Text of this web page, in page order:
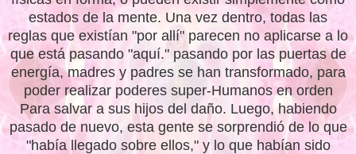
estados de la mente. Una vez dentro, todas las
reglas que existían "por allí" parecen no aplicarse a lo
que está pasando "aquí." pasando por las puertas de
energía, madres y padres se han transformado, para
poder realizar poderes super-Humanos en orden
Para salvar a sus hijos del daño. Luego, habiendo
pasado de nuevo, esta gente se sorprendió de lo que
"había llegado sobre ellos," y lo que habían sido